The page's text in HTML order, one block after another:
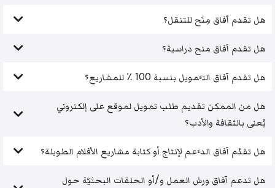
هل تقدم آفاق مِنَح للتنقل؟
هل تقدم آفاق منح دراسية؟
هل تقدم آفاق التَّمويل بنسبة 100 ٪ للمشاريع؟
هل من الممكن تقديم طلب تمويل لموقع على إلكتروني
يُعنى بالثقافة والأدب؟
هل تقدّم آفاق الدَّعم لإنتاج أو كتابة مشاريع الأفلام الطويلة؟
هل تدعم آفاق ورش العمل و/أو الحلقات البحثيّة حول